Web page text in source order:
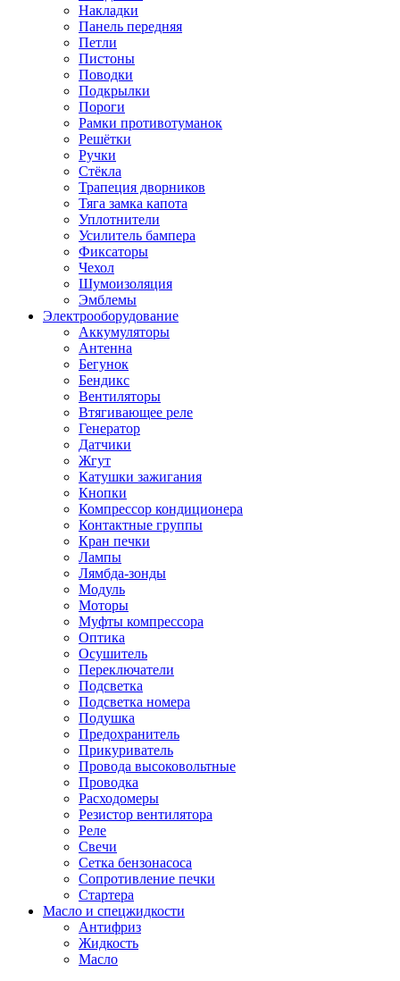
Накладки
Панель передняя
Петли
Пистоны
Поводки
Подкрылки
Пороги
Рамки противотуманок
Решётки
Ручки
Стёкла
Трапеция дворников
Тяга замка капота
Уплотнители
Усилитель бампера
Фиксаторы
Чехол
Шумоизоляция
Эмблемы
Электрооборудование
Аккумуляторы
Антенна
Бегунок
Бендикс
Вентиляторы
Втягивающее реле
Генератор
Датчики
Жгут
Катушки зажигания
Кнопки
Компрессор кондиционера
Контактные группы
Кран печки
Лампы
Лямбда-зонды
Модуль
Моторы
Муфты компрессора
Оптика
Осушитель
Переключатели
Подсветка
Подсветка номера
Подушка
Предохранитель
Прикуриватель
Провода высоковольтные
Проводка
Расходомеры
Резистор вентилятора
Реле
Свечи
Сетка бензонасоса
Сопротивление печки
Стартера
Масло и спецжидкости
Антифриз
Жидкость
Масло